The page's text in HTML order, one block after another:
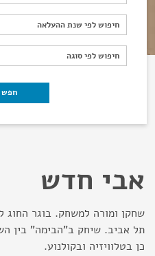
חיפוש לפי שנת ההעלאה
חיפוש לפי שנת ההעלאה
חיפוש לפי סוגה
חיפוש לפי סוגה
חפש
אבי חדש
שחקן ומורה למשחק. בוגר החוג
כן בטלוויזיה ובקולנוע.